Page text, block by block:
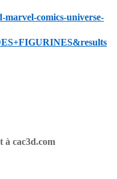
marvel-comics-universe-
à cac3d.com